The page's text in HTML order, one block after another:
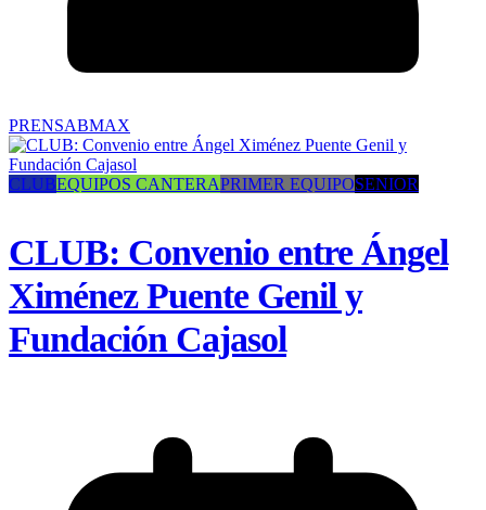
PRENSABMAX
CLUBEQUIPOS CANTERAPRIMER EQUIPOSENIOR
CLUB: Convenio entre Ángel
Ximénez Puente Genil y
Fundación Cajasol